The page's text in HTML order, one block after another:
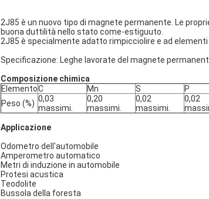
2J85 è un nuovo tipo di magnete permanente. Le
buona duttilità nello stato come-estiguuto.
2J85 è specialmente adatto rimpicciolire e ad
Specificazione: Leghe lavorate del magnete
Composizione chimica
ElementoC Mn S P
Peso (%) 0,03
massimi.
0,20
massimi.
0,02
massimi.
0,02
Applicazione
Odometro dell'automobile
Amperometro automatico
Metri di induzione in automobile
Protesi acustica
Teodolite
Bussola della foresta